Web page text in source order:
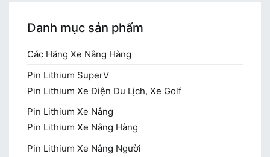
Danh mục sản phẩm
Các Hãng Xe Nâng Hàng
Pin Lithium SuperV
Pin Lithium Xe Điện Du Lịch, Xe Golf
Pin Lithium Xe Nâng
Pin Lithium Xe Nâng Hàng
Pin Lithium Xe Nâng Người